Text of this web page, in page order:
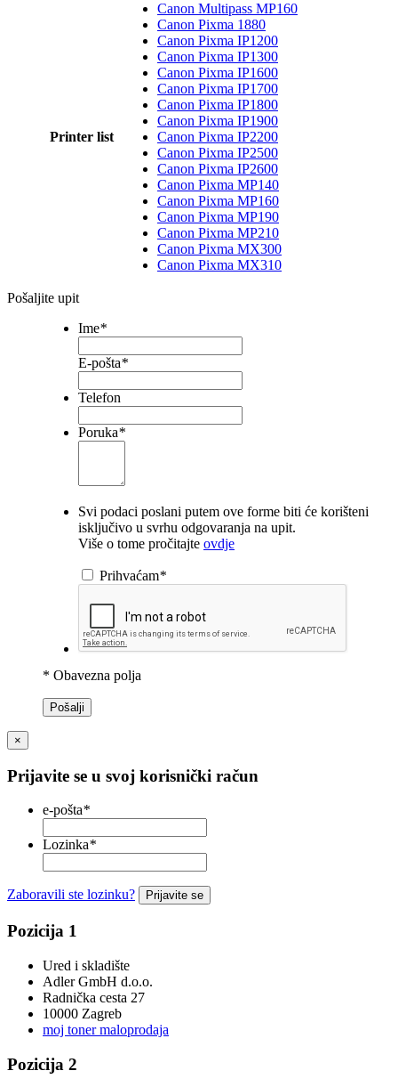
Printer list
Canon Multipass MP160
Canon Pixma 1880
Canon Pixma IP1200
Canon Pixma IP1300
Canon Pixma IP1600
Canon Pixma IP1700
Canon Pixma IP1800
Canon Pixma IP1900
Canon Pixma IP2200
Canon Pixma IP2500
Canon Pixma IP2600
Canon Pixma MP140
Canon Pixma MP160
Canon Pixma MP190
Canon Pixma MP210
Canon Pixma MX300
Canon Pixma MX310
Pošaljite upit
Ime*
E-pošta*
Telefon
Poruka*
Svi podaci poslani putem ove forme biti će korišteni
isključivo u svrhu odgovaranja na upit.
Više o tome pročitajte ovdje
Prihvaćam*
* Obavezna polja
Pošalji
×
Prijavite se u svoj korisnički račun
e-pošta*
Lozinka*
Zaboravili ste lozinku? Prijavite se
Pozicija 1
Ured i skladište
Adler GmbH d.o.o.
Radnička cesta 27
10000 Zagreb
moj toner maloprodaja
Pozicija 2